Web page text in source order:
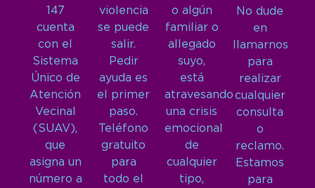
147
cuenta
con el
Sistema
Único de
Atención
Vecinal
(SUAV),
que
asigna un
número a
violencia
se puede
salir.
Pedir
ayuda es
el primer
paso.
Teléfono
gratuito
para
todo el
o algún
familiar o
allegado
suyo,
está
atravesando
una crisis
emocional
de
cualquier
tipo,
No dude
en
llamarnos
para
realizar
cualquier
consulta
o
reclamo.
Estamos
para